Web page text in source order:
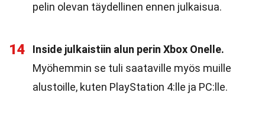
pelin olevan täydellinen ennen julkaisua.
14
Inside julkaistiin alun perin Xbox Onelle.
Myöhemmin se tuli saataville myös muille
alustoille, kuten PlayStation 4:lle ja PC:lle.